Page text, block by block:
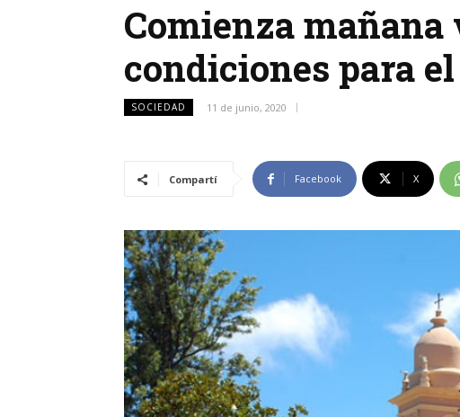
Comienza
condiciones para
SOCIEDAD 11 de junio, 2020
Compartí Facebook X